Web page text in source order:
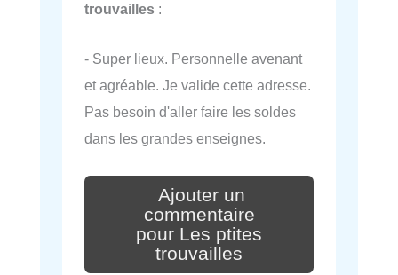
trouvailles :
- Super lieux. Personnelle avenant
et agréable. Je valide cette adresse.
Pas besoin d'aller faire les soldes
dans les grandes enseignes.
Ajouter un
commentaire
pour Les ptites
trouvailles